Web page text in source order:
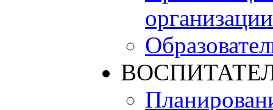
организации